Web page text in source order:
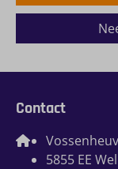
Contact
5855 EE